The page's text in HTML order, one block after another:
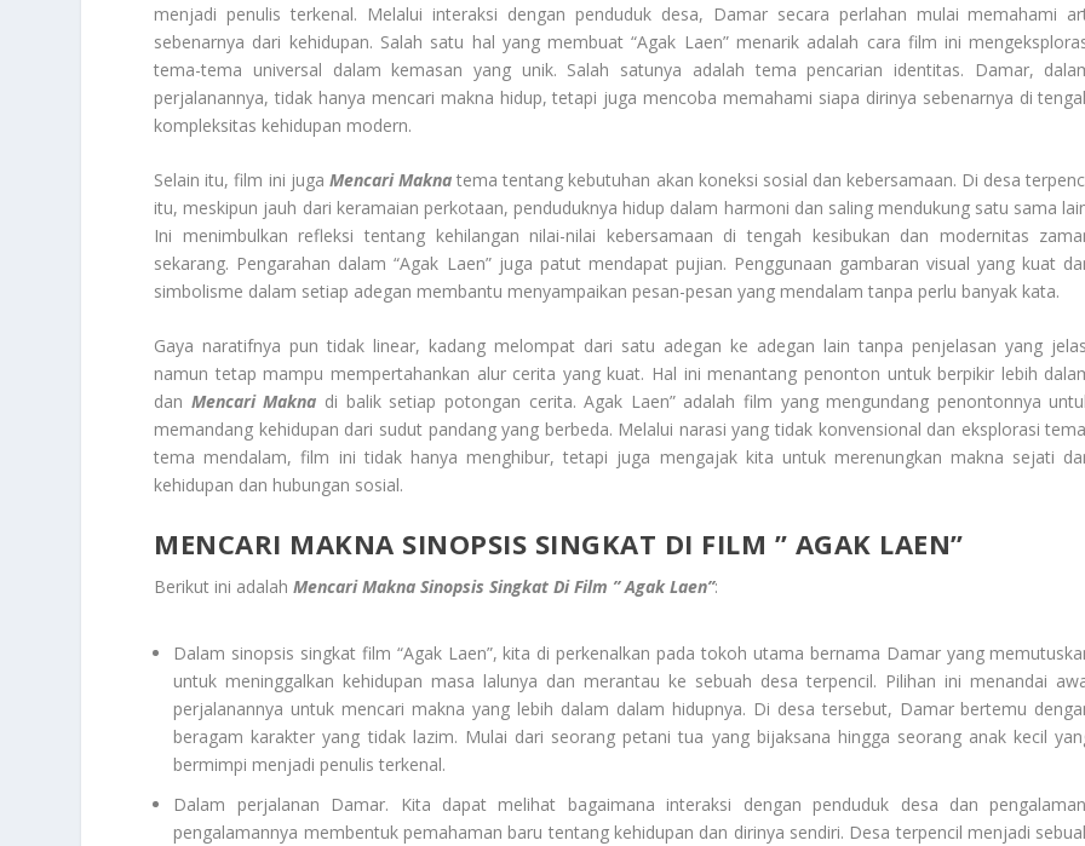
menjadi penulis terkenal. Melalui interaksi dengan penduduk desa, Damar secara perlahan mulai memahami
sebenarnya dari kehidupan. Salah satu hal yang membuat “Agak Laen” menarik adalah cara film ini
tema-tema universal dalam kemasan yang unik. Salah satunya adalah tema pencarian identitas. Damar,
perjalanannya, tidak hanya mencari makna hidup, tetapi juga mencoba memahami siapa dirinya sebenarnya di
kompleksitas kehidupan modern.
Selain itu, film ini juga Mencari Makna tema tentang kebutuhan akan koneksi sosial dan kebersamaan. Di desa
itu, meskipun jauh dari keramaian perkotaan, penduduknya hidup dalam harmoni dan saling mendukung satu sama
Ini menimbulkan refleksi tentang kehilangan nilai-nilai kebersamaan di tengah kesibukan dan modernitas
sekarang. Pengarahan dalam “Agak Laen” juga patut mendapat pujian. Penggunaan gambaran visual yang kuat
simbolisme dalam setiap adegan membantu menyampaikan pesan-pesan yang mendalam tanpa perlu banyak kata.
Gaya naratifnya pun tidak linear, kadang melompat dari satu adegan ke adegan lain tanpa penjelasan yang
namun tetap mampu mempertahankan alur cerita yang kuat. Hal ini menantang penonton untuk berpikir lebih
dan Mencari Makna di balik setiap potongan cerita. Agak Laen” adalah film yang mengundang penontonnya
memandang kehidupan dari sudut pandang yang berbeda. Melalui narasi yang tidak konvensional dan eksplorasi
tema mendalam, film ini tidak hanya menghibur, tetapi juga mengajak kita untuk merenungkan makna sejati
kehidupan dan hubungan sosial.
MENCARI MAKNA SINOPSIS SINGKAT DI FILM ” AGAK LAEN”
Berikut ini adalahMencari Makna Sinopsis Singkat Di Film ” Agak Laen”:
Dalam sinopsis singkat film “Agak Laen”, kita di perkenalkan pada tokoh utama bernama Damar yang
untuk meninggalkan kehidupan masa lalunya dan merantau ke sebuah desa terpencil. Pilihan ini menandai
perjalanannya untuk mencari makna yang lebih dalam dalam hidupnya. Di desa tersebut, Damar bertemu
beragam karakter yang tidak lazim. Mulai dari seorang petani tua yang bijaksana hingga seorang anak kecil
bermimpi menjadi penulis terkenal.
Dalam perjalanan Damar. Kita dapat melihat bagaimana interaksi dengan penduduk desa dan
pengalamannya membentuk pemahaman baru tentang kehidupan dan dirinya sendiri. Desa terpencil menjadi